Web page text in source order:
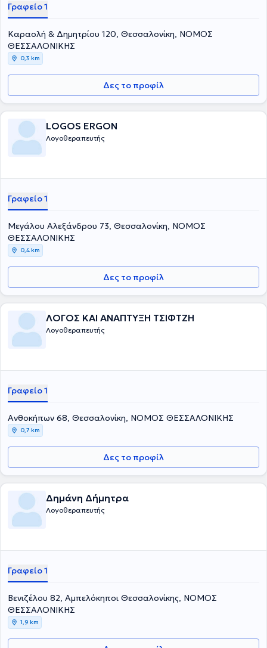
Γραφείο 1
Καραολή & Δημητρίου 120, Θεσσαλονίκη, ΝΟΜΟΣ
ΘΕΣΣΑΛΟΝΙΚΗΣ
0,3 km
Δες το προφίλ
LOGOS ERGON
Λογοθεραπευτής
Γραφείο 1
Μεγάλου Αλεξάνδρου 73, Θεσσαλονίκη, ΝΟΜΟΣ
ΘΕΣΣΑΛΟΝΙΚΗΣ
0,4 km
Δες το προφίλ
ΛΟΓΟΣ ΚΑΙ ΑΝΑΠΤΥΞΗ ΤΣΙΦΤΖΗ
Λογοθεραπευτής
Γραφείο 1
Ανθοκήπων 68, Θεσσαλονίκη, ΝΟΜΟΣ ΘΕΣΣΑΛΟΝΙΚΗΣ
0,7 km
Δες το προφίλ
Δημάνη Δήμητρα
Λογοθεραπευτής
Γραφείο 1
Βενιζέλου 82, Αμπελόκηποι Θεσσαλονίκης, ΝΟΜΟΣ
ΘΕΣΣΑΛΟΝΙΚΗΣ
1,9 km